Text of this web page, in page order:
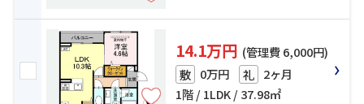
14.1万円 (管理費 6,000円)
敷 0万円 礼 2ヶ月
1階 / 1LDK / 37.98㎡